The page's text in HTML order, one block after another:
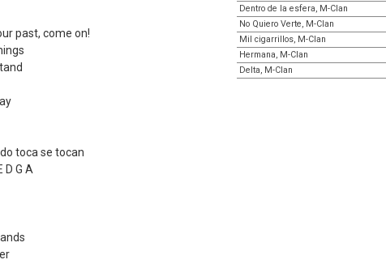
past, come on!
toca se tocan
D G A
Dentro de la esfera, M-Clan
No Quiero Verte, M-Clan
Mil cigarrillos, M-Clan
Hermana, M-Clan
Delta, M-Clan